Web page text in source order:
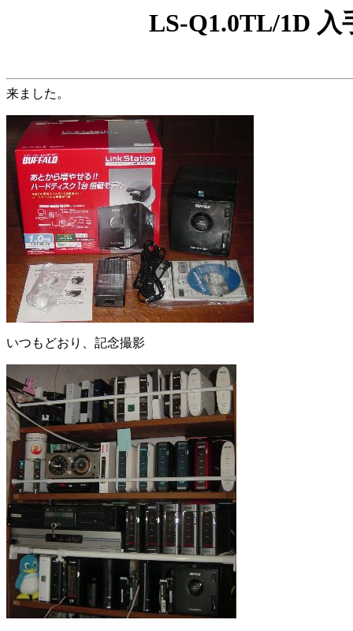
LS-Q1.0TL/1D 入
来ました。
いつもどおり、記念撮影